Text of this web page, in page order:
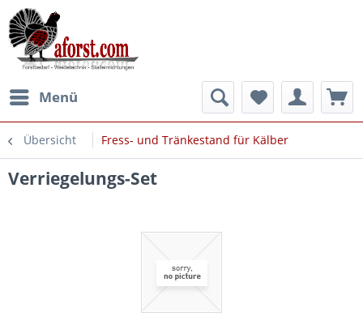
Menü
Übersicht Fress- und Tränkestand für Kälber
Verriegelungs-Set